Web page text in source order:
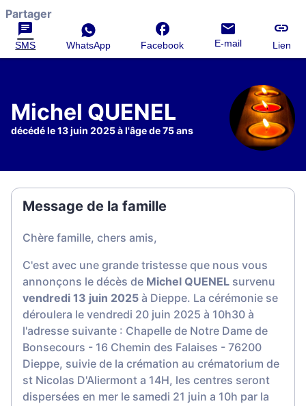
Partager
SMS WhatsApp Facebook E-mail Lien
Michel QUENEL
décédé le 13 juin 2025 à l'âge de 75 ans
Message de la famille
Chère famille, chers amis,
C'est avec une grande tristesse que nous vous
annonçons le décès de Michel QUENEL survenu
vendredi 13 juin 2025 à Dieppe. La cérémonie se
déroulera le vendredi 20 juin 2025 à 10h30 à
l'adresse suivante : Chapelle de Notre Dame de
Bonsecours - 16 Chemin des Falaises - 76200
Dieppe, suivie de la crémation au crématorium de
st Nicolas D'Aliermont a 14H, les centres seront
dispersées en mer le samedi 21 juin a 10h par la